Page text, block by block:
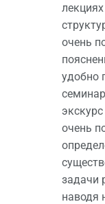
очень
удобно
очень
задачи
наводя